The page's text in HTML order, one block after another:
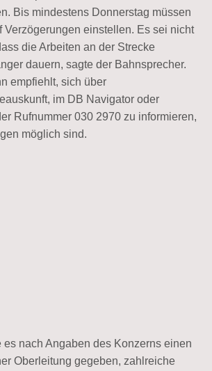
Bis mindestens Donnerstag müssen
Verzögerungen einstellen. Es sei nicht
die Arbeiten an der Strecke
dauern, sagte der Bahnsprecher.
empfiehlt, sich über
im DB Navigator oder
Rufnummer 030 2970 zu informieren,
möglich sind.
es nach Angaben des Konzerns einen
Oberleitung gegeben, zahlreiche